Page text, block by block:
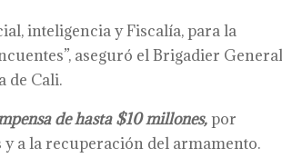
inteligencia y Fiscalía, para la
aseguró el Brigadier
de Cali.
de hasta $10 millones,por
a la recuperación del armamento.